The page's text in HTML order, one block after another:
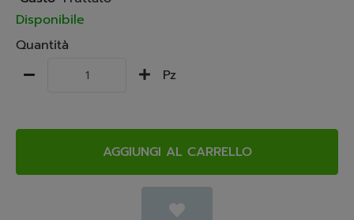
Disponibile
Quantità
Pz
AGGIUNGI AL CARRELLO